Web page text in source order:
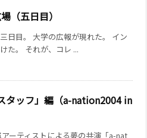
（五日目）
日目。 大学の広報が現れた。 イン
た。 それが、コレ ...
タッフ」編（a-nation2004 in
ーティストによる夢の共演「a-nat